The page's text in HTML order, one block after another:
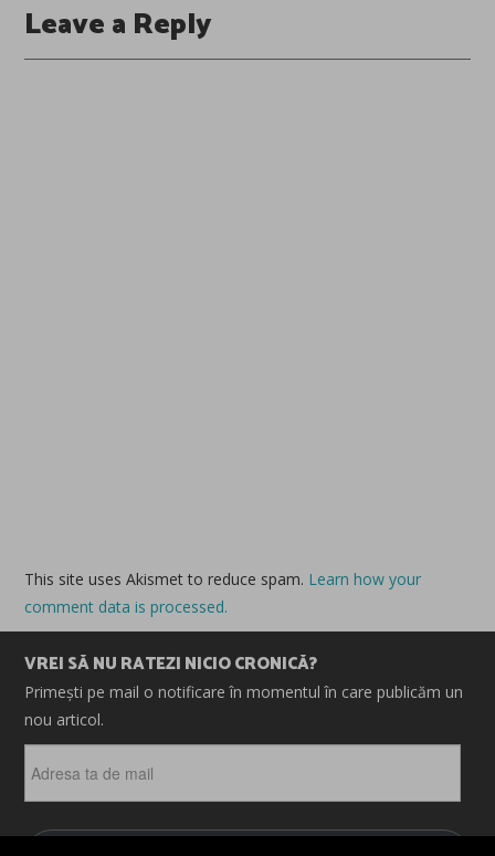
Leave a Reply
This site uses Akismet to reduce spam. Learn how your
comment data is processed.
VREI SĂ NU RATEZI NICIO CRONICĂ?
Primești pe mail o notificare în momentul în care publicăm un
nou articol.
ta
de